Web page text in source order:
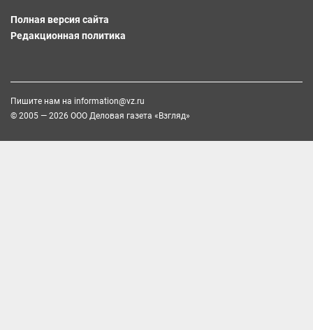
Полная версия сайта
Редакционная политика
Пишите нам на information@vz.ru
© 2005 — 2026 ООО Деловая газета «Взгляд»